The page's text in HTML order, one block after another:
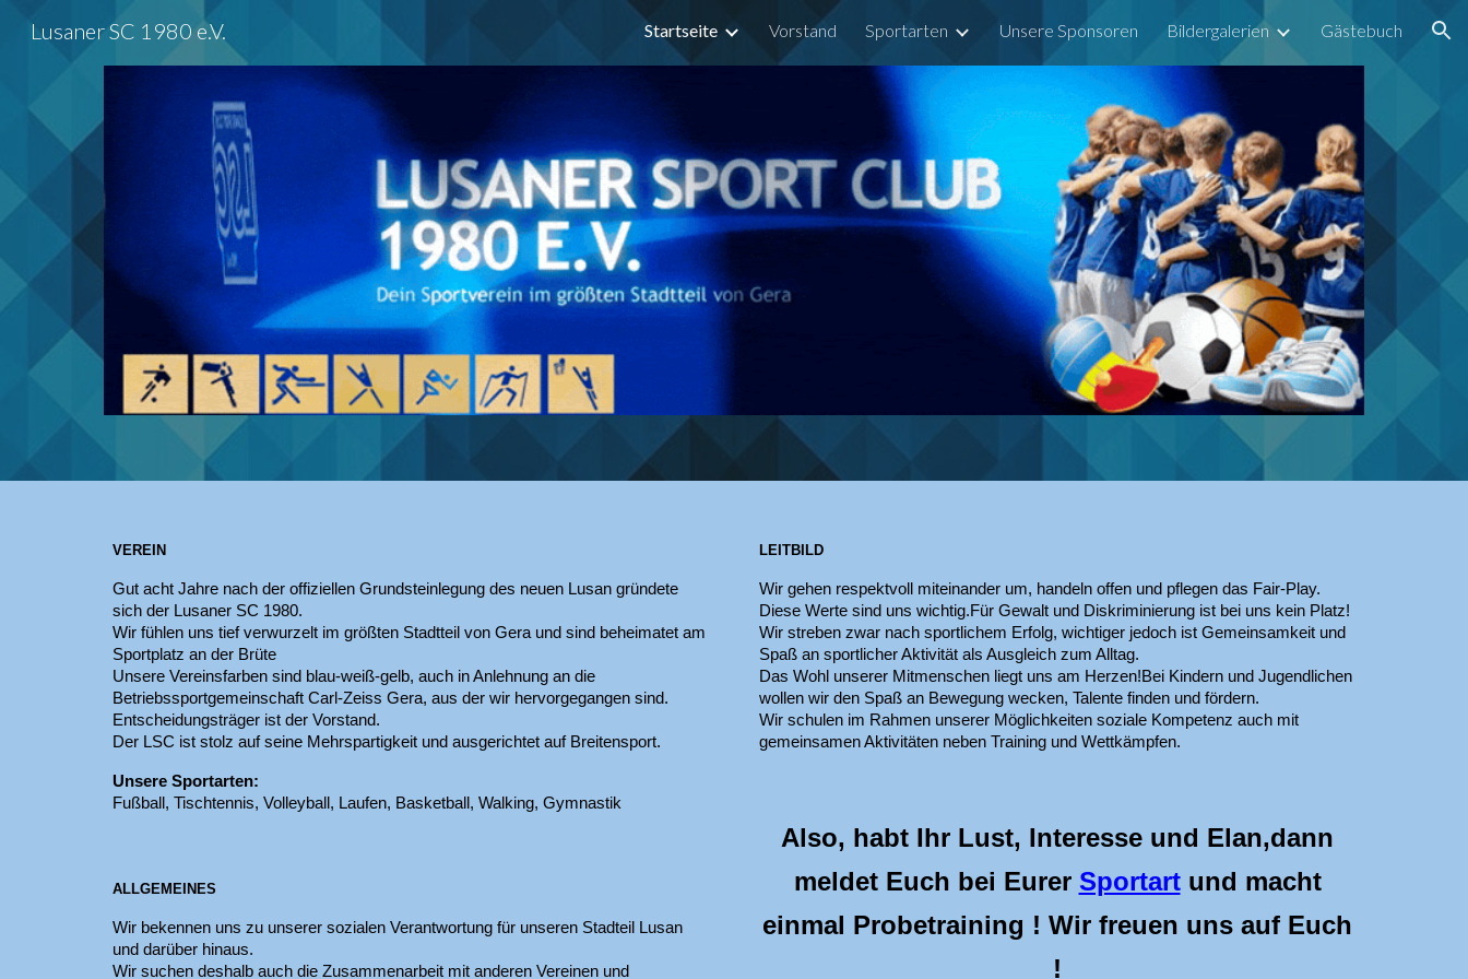
Skip to navigation
Lusaner SC 1980 e.V. Startseite Vorstand Sportarten Unsere Sponsoren Bildergalerien Gästebuch
VEREIN
Gut acht Jahre nach der offiziellen Grundsteinlegung des neuen Lusan gründete
sich der Lusaner SC 1980.
Wir fühlen uns tief verwurzelt im größten Stadtteil von Gera und sind beheimatet am
Sportplatz an der Brüte
Unsere Vereinsfarben sind blau-weiß-gelb, auch in Anlehnung an die
Betriebssportgemeinschaft Carl-Zeiss Gera, aus der wir hervorgegangen sind.
Entscheidungsträger ist der Vorstand.
Der LSC ist stolz auf seine Mehrspartigkeit und ausgerichtet auf Breitensport.
Unsere Sportarten:
Fußball, Tischtennis, Volleyball, Laufen, Basketball, Walking, Gymnastik
ALLGEMEINES
Wir bekennen uns zu unserer sozialen Verantwortung für unseren Stadteil Lusan
und darüber hinaus.
Wir suchen deshalb auch die Zusammenarbeit mit anderen Vereinen und
LEITBILD
Wir gehen respektvoll miteinander um, handeln offen und pflegen das Fair-Play.
Diese Werte sind uns wichtig.Für Gewalt und Diskriminierung ist bei uns kein Platz!
Wir streben zwar nach sportlichem Erfolg, wichtiger jedoch ist Gemeinsamkeit und
Spaß an sportlicher Aktivität als Ausgleich zum Alltag.
Das Wohl unserer Mitmenschen liegt uns am Herzen!Bei Kindern und Jugendlichen
wollen wir den Spaß an Bewegung wecken, Talente finden und fördern.
Wir schulen im Rahmen unserer Möglichkeiten soziale Kompetenz auch mit
gemeinsamen Ak­ti­vi­täten neben Training und Wettkämpfen.
Also, habt Ihr Lust, Interesse und Elan,dann
meldet Euch bei Eurer Sportartund macht
einmal Probetraining ! Wir freuen uns auf Euch
!